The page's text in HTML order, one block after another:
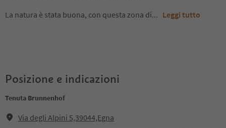
La natura è stata buona, con questa zona di... Leggi tutto
Posizione e indicazioni
Tenuta Brunnenhof
Via degli Alpini 5,39044,Egna